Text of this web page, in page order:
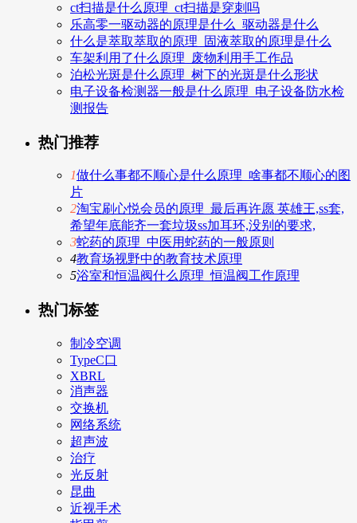
ct扫描是什么原理_ct扫描是穿刺吗
乐高零一驱动器的原理是什么_驱动器是什么
什么是萃取萃取的原理_固液萃取的原理是什么
车架利用了什么原理_废物利用手工作品
泊松光斑是什么原理_树下的光斑是什么形状
电子设备检测器一般是什么原理_电子设备防水检
测报告
热门推荐
1做什么事都不顺心是什么原理_啥事都不顺心的图
片
2淘宝刷心悦会员的原理_最后再许愿 英雄王,ss套,
希望年底能齐一套垃圾ss加耳环,没别的要求,
3蛇药的原理_中医用蛇药的一般原则
4教育场视野中的教育技术原理
5浴室和恒温阀什么原理_恒温阀工作原理
热门标签
制冷空调
TypeC口
XBRL
消声器
交换机
网络系统
超声波
治疗
光反射
昆曲
近视手术